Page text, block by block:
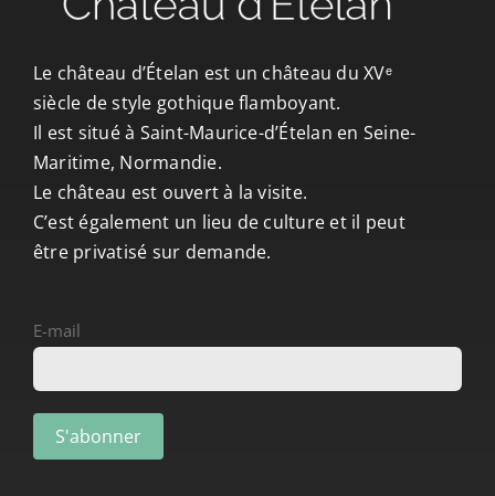
Le château d’Ételan est un château du XVᵉ
siècle de style gothique flamboyant.
Il est situé à Saint-Maurice-d’Ételan en Seine-
Maritime, Normandie.
Le château est ouvert à la visite.
C’est également un lieu de culture et il peut
être privatisé sur demande.
E-mail